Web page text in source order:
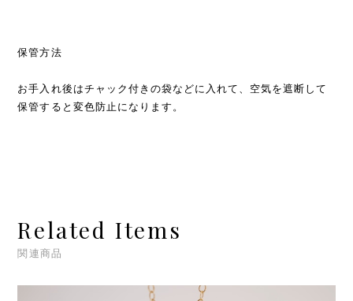
保管方法
お手入れ後はチャック付きの袋などに入れて、空気を遮断して
保管すると変色防止になります。
Related Items
関連商品